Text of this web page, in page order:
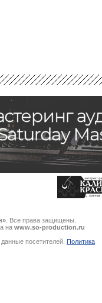
. Все права защищены.
на www.so-production.ru
посетителей. Политика